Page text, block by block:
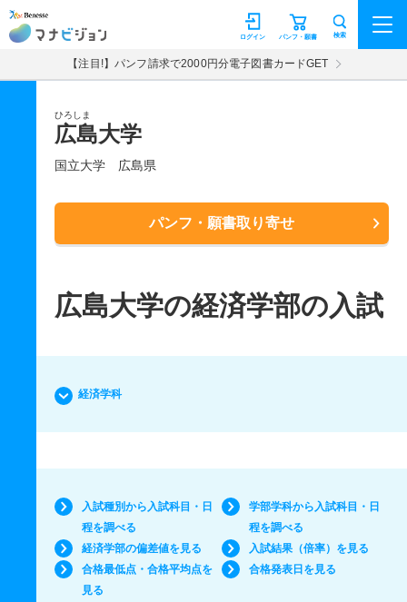
マナビジョン パンフ・願書
ログイン 検索
【注目!】パンフ請求で2000円分電子図書カードGET
ひろしま
広島大学
国立大学 広島県
パンフ・願書取り寄せ
広島大学の経済学部の入試
経済学科
入試種別から入試科目・日
程を調べる
学部学科から入試科目・日
程を調べる
経済学部の偏差値を見る
入試結果（倍率）を見る
合格最低点・合格平均点を
見る
合格発表日を見る